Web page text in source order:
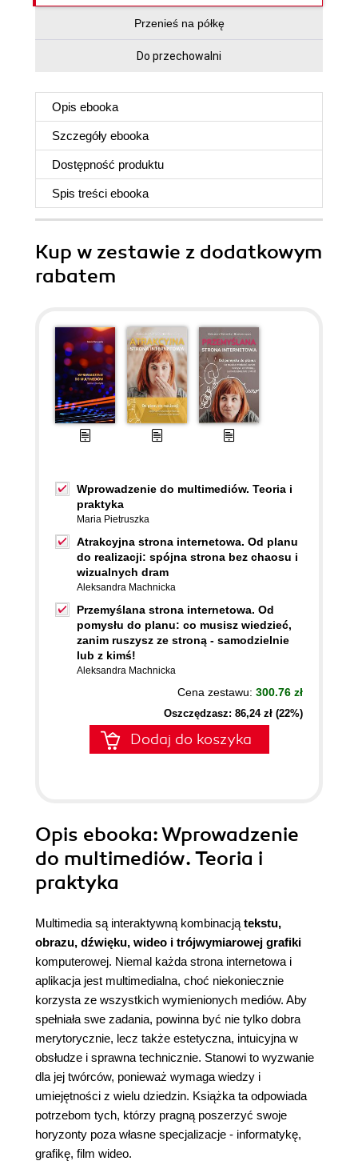
Przenieś na półkę
Do przechowalni
Opis ebooka
Szczegóły ebooka
Dostępność produktu
Spis treści ebooka
Kup w zestawie z dodatkowym
rabatem
Wprowadzenie do multimediów. Teoria i
praktyka
Maria Pietruszka
Atrakcyjna strona internetowa. Od planu
do realizacji: spójna strona bez chaosu i
wizualnych dram
Aleksandra Machnicka
Przemyślana strona internetowa. Od
pomysłu do planu: co musisz wiedzieć,
zanim ruszysz ze stroną - samodzielnie
lub z kimś!
Aleksandra Machnicka
Cena zestawu: 300.76 zł
Oszczędzasz: 86,24 zł (22%)
Dodaj do koszyka
Opis ebooka: Wprowadzenie
do multimediów. Teoria i
praktyka
Multimedia są interaktywną kombinacją tekstu,
obrazu, dźwięku, wideo i trójwymiarowej grafiki
komputerowej. Niemal każda strona internetowa i
aplikacja jest multimedialna, choć niekoniecznie
korzysta ze wszystkich wymienionych mediów. Aby
spełniała swe zadania, powinna być nie tylko dobra
merytorycznie, lecz także estetyczna, intuicyjna w
obsłudze i sprawna technicznie. Stanowi to wyzwanie
dla jej twórców, ponieważ wymaga wiedzy i
umiejętności z wielu dziedzin. Książka ta odpowiada
potrzebom tych, którzy pragną poszerzyć swoje
horyzonty poza własne specjalizacje - informatykę,
grafikę, film wideo.